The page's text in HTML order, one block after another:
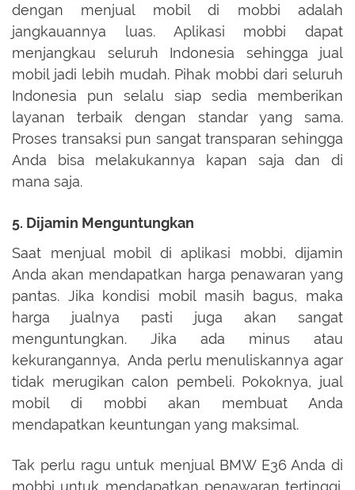
dengan menjual mobil di mobbi adalah
jangkauannya luas. Aplikasi mobbi dapat
menjangkau seluruh Indonesia sehingga jual
mobil jadi lebih mudah. Pihak mobbi dari seluruh
Indonesia pun selalu siap sedia memberikan
layanan terbaik dengan standar yang sama.
Proses transaksi pun sangat transparan sehingga
Anda bisa melakukannya kapan saja dan di
mana saja.
5. Dijamin Menguntungkan
Saat menjual mobil di aplikasi mobbi, dijamin
Anda akan mendapatkan harga penawaran yang
pantas. Jika kondisi mobil masih bagus, maka
harga jualnya pasti juga akan sangat
menguntungkan. Jika ada minus atau
kekurangannya, Anda perlu menuliskannya agar
tidak merugikan calon pembeli. Pokoknya, jual
mobil di mobbi akan membuat Anda
mendapatkan keuntungan yang maksimal.
Tak perlu ragu untuk menjual BMW E36 Anda di